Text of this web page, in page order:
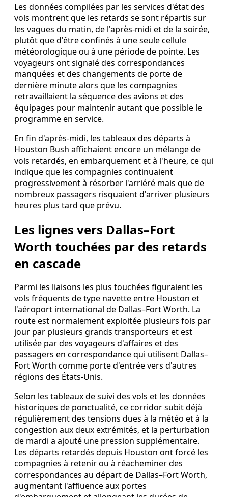
Les données compilées par les services d'état des
vols montrent que les retards se sont répartis sur
les vagues du matin, de l'après-midi et de la soirée,
plutôt que d'être confinés à une seule cellule
météorologique ou à une période de pointe. Les
voyageurs ont signalé des correspondances
manquées et des changements de porte de
dernière minute alors que les compagnies
retravaillaient la séquence des avions et des
équipages pour maintenir autant que possible le
programme en service.
En fin d'après-midi, les tableaux des départs à
Houston Bush affichaient encore un mélange de
vols retardés, en embarquement et à l'heure, ce qui
indique que les compagnies continuaient
progressivement à résorber l'arriéré mais que de
nombreux passagers risquaient d'arriver plusieurs
heures plus tard que prévu.
Les lignes vers Dallas–Fort
Worth touchées par des retards
en cascade
Parmi les liaisons les plus touchées figuraient les
vols fréquents de type navette entre Houston et
l'aéroport international de Dallas–Fort Worth. La
route est normalement exploitée plusieurs fois par
jour par plusieurs grands transporteurs et est
utilisée par des voyageurs d'affaires et des
passagers en correspondance qui utilisent Dallas–
Fort Worth comme porte d'entrée vers d'autres
régions des États-Unis.
Selon les tableaux de suivi des vols et les données
historiques de ponctualité, ce corridor subit déjà
régulièrement des tensions dues à la météo et à la
congestion aux deux extrémités, et la perturbation
de mardi a ajouté une pression supplémentaire.
Les départs retardés depuis Houston ont forcé les
compagnies à retenir ou à réacheminer des
correspondances au départ de Dallas–Fort Worth,
augmentant l'affluence aux portes